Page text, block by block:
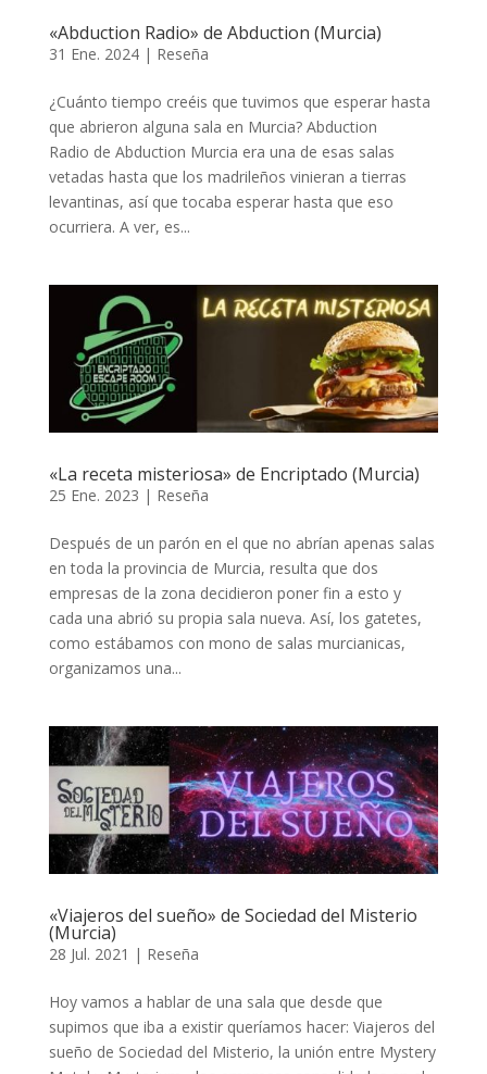
«Abduction Radio» de Abduction (Murcia)
31 Ene. 2024| Reseña
¿Cuánto tiempo creéis que tuvimos que esperar hasta
que abrieron alguna sala en Murcia? Abduction
Radio de Abduction Murcia era una de esas salas
vetadas hasta que los madrileños vinieran a tierras
levantinas, así que tocaba esperar hasta que eso
ocurriera. A ver, es...
«La receta misteriosa» de Encriptado (Murcia)
25 Ene. 2023 | Reseña
Después de un parón en el que no abrían apenas salas
en toda la provincia de Murcia, resulta que dos
empresas de la zona decidieron poner fin a esto y
cada una abrió su propia sala nueva. Así, los gatetes,
como estábamos con mono de salas murcianicas,
organizamos una...
«Viajeros del sueño» de Sociedad del Misterio
(Murcia)
28 Jul. 2021 | Reseña
Hoy vamos a hablar de una sala que desde que
supimos que iba a existir queríamos hacer: Viajeros del
sueño de Sociedad del Misterio, la unión entre Mystery